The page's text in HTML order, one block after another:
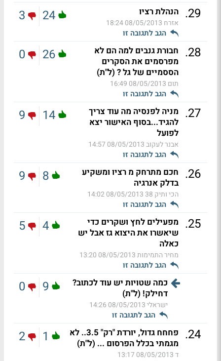
29
. הנהלת רציו
אזרח 08/05/2013 18:24
הגב לתגובה זו
24
3
28
. חבורת גנבים למה הם לא
מפרסמים את הסקרים
הססמיים של גל ? (ל"ת)
תום 08/05/2013 16:49
הגב לתגובה זו
26
0
27
. מניה לפנסיה מה עוד צריך
להגיד...בסוף האישור יצא
לפועל
אבנר לעקוב08/05/2013 14:57
הגב לתגובה זו
14
9
26
.
חכם מתרחק מ רציו ומשקיע
בדלק אנרגיה
הכי ותיק 38 08/05/2013 14:02
הגב לתגובה זו
8
9
25
. מפעילים לחץ ושקרים כדי
שיאשרו את היצוא גז אבל יש
כאלה
מחיר התמימות08/05/2013 13:20
הגב לתגובה זו
4
5
כמה שטויות יש עוד לכתוב?
דחילק! (ל"ת)
ישראלי08/05/2013 14:26
הגב לתגובה זו
9
0
24
.
פחחח גדול, יורדת "רק" 3.5.. לא
מגמתי בכלל הפרסום ... (ל"ת)
ד08/05/2013 13:17
1
2